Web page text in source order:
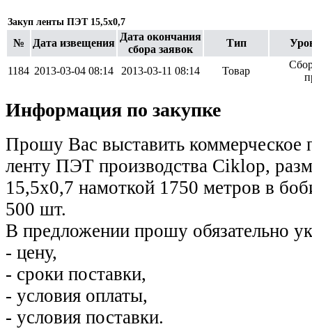
Закуп ленты ПЭТ 15,5х0,7
№ Дата извещения
Дата окончания
сбора заявок
Тип
1184 2013-03-04 08:14 2013-03-11 08:14 Товар
Информация по закупке
Прошу Вас выставить коммерческое
ленту ПЭТ производства Ciklop,
15,5х0,7 намоткой 1750 метров в
500 шт.
В предложении прошу обязательно
- цену,
- сроки поставки,
- условия оплаты,
- условия поставки.